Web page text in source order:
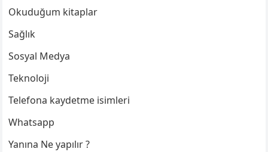
Okuduğum kitaplar
Sağlık
Sosyal Medya
Teknoloji
Telefona kaydetme isimleri
Whatsapp
Yanına Ne yapılır ?